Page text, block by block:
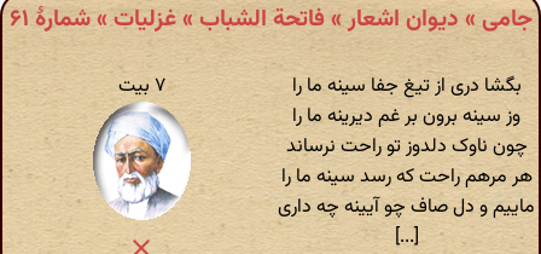
جامی » دیوان اشعار » فاتحة الشباب » غزلیات » شمارهٔ ۶۱
بگشا دری از تیغ جفا سینه ما را
وز سینه برون بر غم دیرینه ما را
چون ناوک دلدوز تو راحت نرساند
هر مرهم راحت که رسد سینه ما را
ماییم و دل صاف چو آیینه چه داری
[...]
۷ بیت